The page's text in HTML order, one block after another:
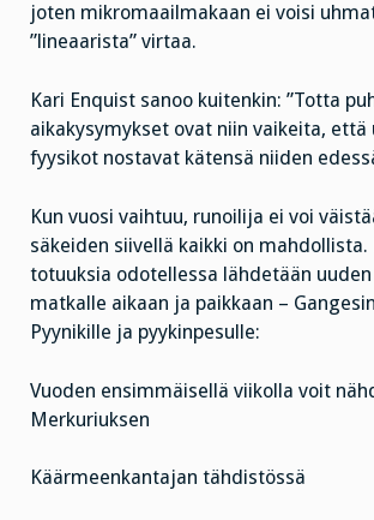
joten mikromaailmakaan ei voisi
”lineaarista” virtaa.
Kari Enquist sanoo kuitenkin: ”Totta
aikakysymykset ovat niin vaikeita,
fyysikot nostavat kätensä niiden
Kun vuosi vaihtuu, runoilija ei voi
säkeiden siivellä kaikki on mahdollista.
totuuksia odotellessa lähdetään
matkalle aikaan ja paikkaan –
Pyynikille ja pyykinpesulle:
Vuoden ensimmäisellä viikolla voit
Merkuriuksen
Käärmeenkantajan tähdistössä